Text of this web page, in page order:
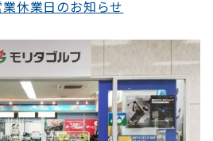
休業日のお知らせ